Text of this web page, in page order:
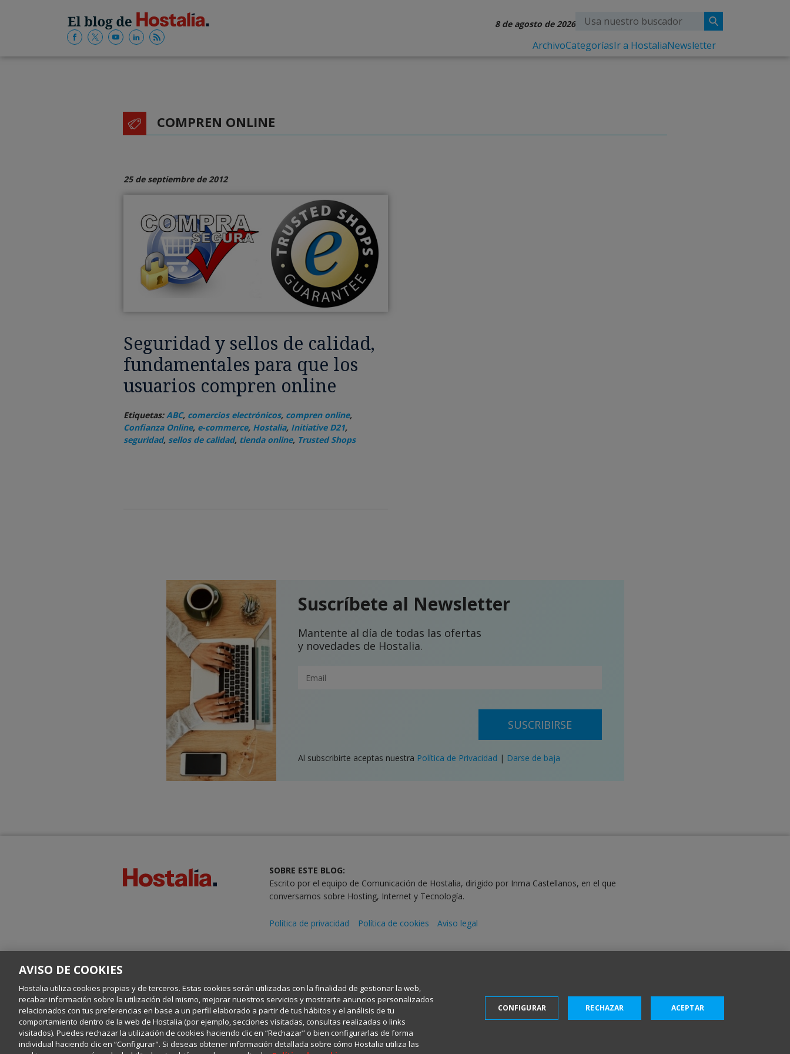
8 de agosto de 2026
ArchivoCategoríasIr a HostaliaNewsletter
COMPREN ONLINE
25 de septiembre de 2012
Seguridad y sellos de calidad,
fundamentales para que los
usuarios compren online
Etiquetas:ABC, comercios electrónicos, compren online,
Confianza Online, e-commerce, Hostalia, Initiative D21,
seguridad, sellos de calidad, tienda online, Trusted Shops
Suscríbete al Newsletter
Mantente al día de todas las ofertas
y novedades de Hostalia.
SUSCRIBIRSE
Al subscribirte aceptas nuestra Política de Privacidad | Darse de baja
SOBRE ESTE BLOG:
Escrito por el equipo de Comunicación de Hostalia, dirigido por Inma Castellanos, en el que
conversamos sobre Hosting, Internet y Tecnología.
Política de privacidad Política de cookies Aviso legal
Todos los Derechos Reservados
AVISO DE COOKIES
Hostalia utiliza cookies propias y de terceros. Estas cookies serán utilizadas con la finalidad de gestionar la web,
recabar información sobre la utilización del mismo, mejorar nuestros servicios y mostrarte anuncios personalizados
relacionados con tus preferencias en base a un perfil elaborado a partir de tus hábitos y el análisis de tu
comportamiento dentro de la web de Hostalia (por ejemplo, secciones visitadas, consultas realizadas o links
visitados). Puedes rechazar la utilización de cookies haciendo clic en “Rechazar” o bien configurarlas de forma
individual haciendo clic en “Configurar". Si deseas obtener información detallada sobre cómo Hostalia utiliza las
CONFIGURAR RECHAZAR ACEPTAR